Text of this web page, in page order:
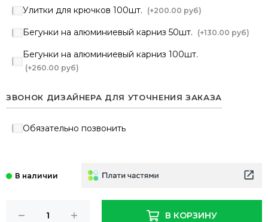
Улитки для крючков 100шт. (+200.00 руб)
Бегунки на алюминиевый карниз 50шт. (+130.00 руб)
Бегунки на алюминиевый карниз 100шт.
(+260.00 руб)
ЗВОНОК ДИЗАЙНЕРА ДЛЯ УТОЧНЕНИЯ ЗАКАЗА
Обязательно позвонить
В КОРЗИНУ